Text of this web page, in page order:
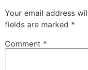
Your email address
fields are marked *
Comment *